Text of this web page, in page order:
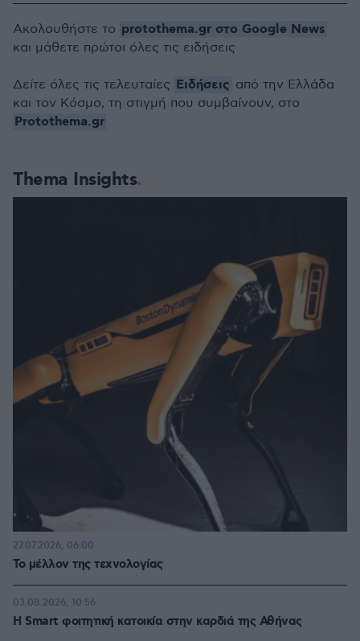
Thema Insights
Το μέλλον της τεχνολογίας
27.07.2026, 06:00
Η Smart φοιτητική κατοικία στην καρδιά της Αθήνας
03.08.2026, 10:56
Ακολουθήστε το protothema.gr στο Google News
και μάθετε πρώτοι όλες τις ειδήσεις
Δείτε όλες τις τελευταίες Ειδήσεις από την Ελλάδα
και τον Κόσμο, τη στιγμή που συμβαίνουν, στο
Protothema.gr